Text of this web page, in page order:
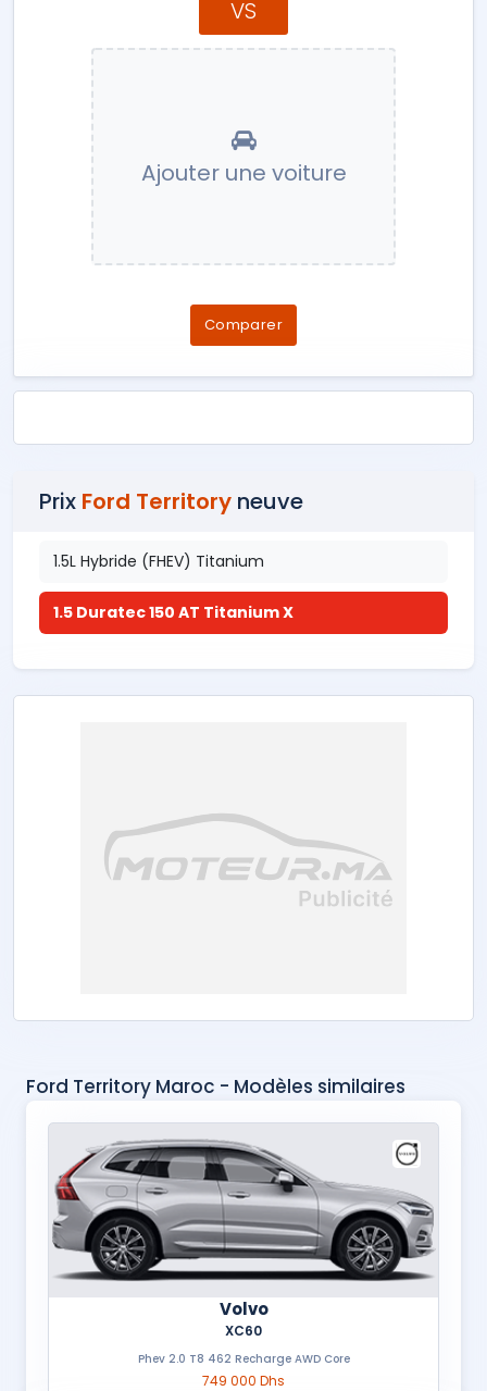
VS
Ajouter une voiture
Comparer
Prix Ford Territory neuve
1.5L Hybride (FHEV) Titanium
1.5 Duratec 150 AT Titanium X
Ford Territory Maroc - Modèles similaires
Volvo
XC60
Phev 2.0 T8 462 Recharge AWD Core
749 000 Dhs